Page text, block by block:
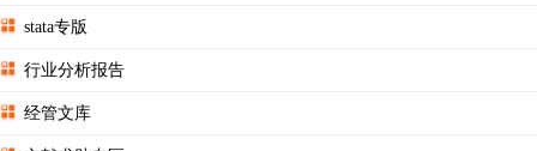
stata专版
行业分析报告
经管文库